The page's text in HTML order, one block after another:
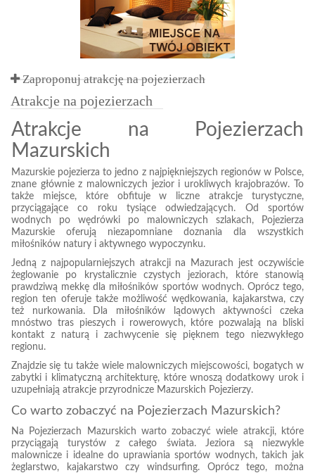
Zaproponuj atrakcję na pojezierzach
Atrakcje na pojezierzach
Atrakcje na Pojezierzach
Mazurskich
Mazurskie pojezierza to jedno z najpiękniejszych regionów w Polsce,
znane głównie z malowniczych jezior i urokliwych krajobrazów. To
także miejsce, które obfituje w liczne atrakcje turystyczne,
przyciągające co roku tysiące odwiedzających. Od sportów
wodnych po wędrówki po malowniczych szlakach, Pojezierza
Mazurskie oferują niezapomniane doznania dla wszystkich
miłośników natury i aktywnego wypoczynku.
Jedną z najpopularniejszych atrakcji na Mazurach jest oczywiście
żeglowanie po krystalicznie czystych jeziorach, które stanowią
prawdziwą mekkę dla miłośników sportów wodnych. Oprócz tego,
region ten oferuje także możliwość wędkowania, kajakarstwa, czy
też nurkowania. Dla miłośników lądowych aktywności czeka
mnóstwo tras pieszych i rowerowych, które pozwalają na bliski
kontakt z naturą i zachwycenie się pięknem tego niezwykłego
regionu.
Znajdzie się tu także wiele malowniczych miejscowości, bogatych w
zabytki i klimatyczną architekturę, które wnoszą dodatkowy urok i
uzupełniają atrakcje przyrodnicze Mazurskich Pojezierzy.
Co warto zobaczyć na Pojezierzach Mazurskich?
Na Pojezierzach Mazurskich warto zobaczyć wiele atrakcji, które
przyciągają turystów z całego świata. Jeziora są niezwykle
malownicze i idealne do uprawiania sportów wodnych, takich jak
żeglarstwo, kajakarstwo czy windsurfing. Oprócz tego, można